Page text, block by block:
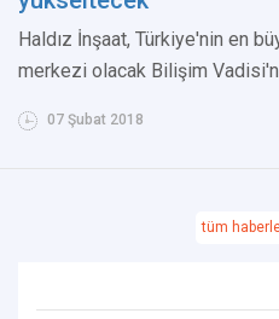
Haldız İnşaat, Türkiye'nin en
merkezi olacak Bilişim
07 Şubat 2018
tüm